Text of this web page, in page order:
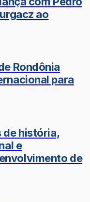
ao
Rondônia
para
de história,
e
de